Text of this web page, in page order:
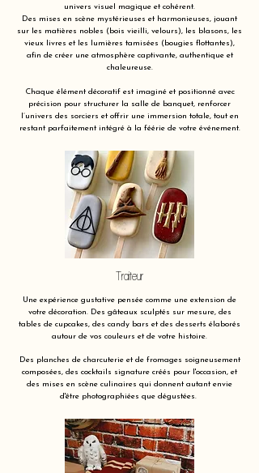
univers visuel magique et cohérent.
Des mises en scène mystérieuses et harmonieuses, jouant
sur les matières nobles (bois vieilli, velours), les blasons, les
vieux livres et les lumières tamisées (bougies flottantes),
afin de créer une atmosphère captivante, authentique et
chaleureuse.
Chaque élément décoratif est imaginé et positionné avec
précision pour structurer la salle de banquet, renforcer
l’univers des sorciers et offrir une immersion totale, tout en
restant parfaitement intégré à la féérie de votre événement.
Traiteur
Une expérience gustative pensée comme une extension de
votre décoration. Des gâteaux sculptés sur mesure, des
tables de cupcakes, des candy bars et des desserts élaborés
autour de vos couleurs et de votre histoire.
Des planches de charcuterie et de fromages soigneusement
composées, des cocktails signature créés pour l'occasion, et
des mises en scène culinaires qui donnent autant envie
d'être photographiées que dégustées.